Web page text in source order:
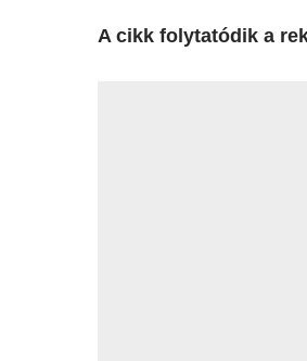
A cikk folytatódik a